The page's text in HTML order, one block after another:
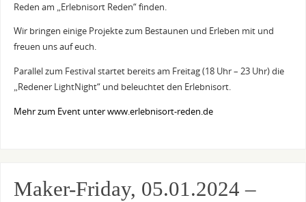
Reden am „Erlebnisort Reden“ finden.
Wir bringen einige Projekte zum Bestaunen und Erleben mit und
freuen uns auf euch.
Parallel zum Festival startet bereits am Freitag (18 Uhr – 23 Uhr) die
„Redener LightNight“ und beleuchtet den Erlebnisort.
Mehr zum Event unter www.erlebnisort-reden.de
Maker-Friday, 05.01.2024 –